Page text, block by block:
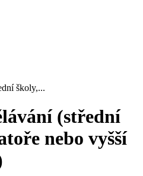
školy,...
(střední
nebo vyšší